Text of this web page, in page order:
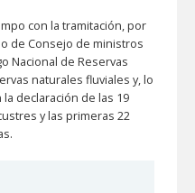
con la tramitación, por
de Consejo de ministros
Nacional de Reservas
naturales fluviales y, lo
declaración de las 19
y las primeras 22